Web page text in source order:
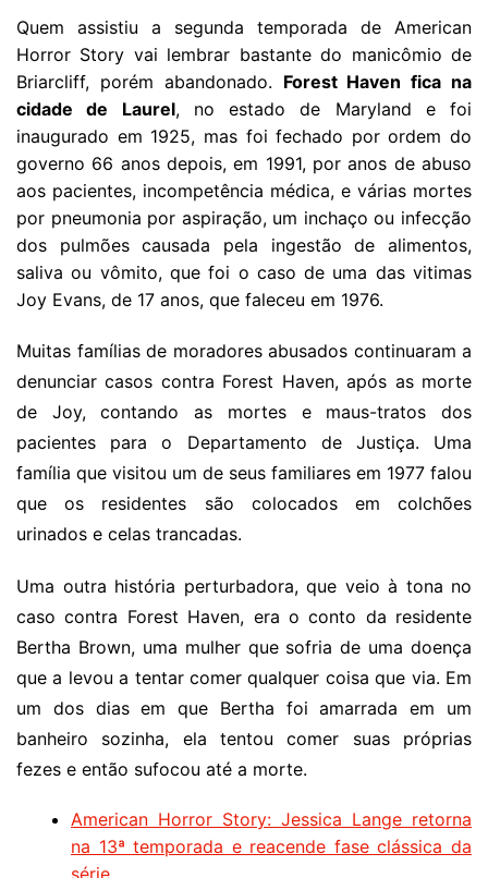
Quem assistiu a segunda temporada de American
Horror Story vai lembrar bastante do manicômio de
Briarcliff, porém abandonado. Forest Haven fica na
cidade de Laurel, no estado de Maryland e foi
inaugurado em 1925, mas foi fechado por ordem do
governo 66 anos depois, em 1991, por anos de abuso
aos pacientes, incompetência médica, e várias mortes
por pneumonia por aspiração, um inchaço ou infecção
dos pulmões causada pela ingestão de alimentos,
saliva ou vômito, que foi o caso de uma das vitimas
Joy Evans, de 17 anos, que faleceu em 1976.
Muitas famílias de moradores abusados ​​continuaram a
denunciar casos contra Forest Haven, após as morte
de Joy, contando as mortes e maus-tratos dos
pacientes para o Departamento de Justiça. Uma
família que visitou um de seus familiares em 1977 falou
que os residentes são colocados em colchões
urinados e celas trancadas.
Uma outra história perturbadora, que veio à tona no
caso contra Forest Haven, era o conto da residente
Bertha Brown, uma mulher que sofria de uma doença
que a levou a tentar comer qualquer coisa que via. Em
um dos dias em que Bertha foi amarrada em um
banheiro sozinha, ela tentou comer suas próprias
fezes e então sufocou até a morte.
American Horror Story: Jessica Lange retorna
na 13ª temporada e reacende fase clássica da